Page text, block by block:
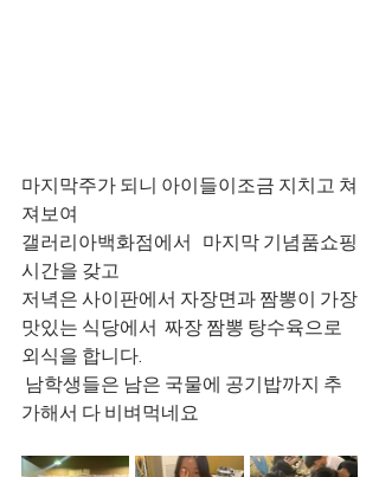
마지막주가 되니 아이들이조금 지치고 쳐
져보여
갤러리아백화점에서   마지막 기념품쇼핑
시간을 갖고
저녁은 사이판에서 자장면과 짬뽕이 가장
맛있는 식당에서  짜장 짬뽕 탕수육으로
외식을 합니다.
가해서 다 비벼먹네요